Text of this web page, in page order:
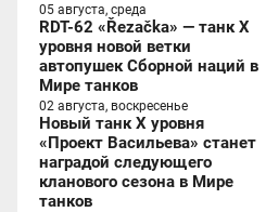
05 августа, среда
RDT-62 «Řezačka» — танк X
уровня новой ветки
автопушек Сборной наций в
Мире танков
02 августа, воскресенье
Новый танк X уровня
«Проект Васильева» станет
наградой следующего
кланового сезона в Мире
танков